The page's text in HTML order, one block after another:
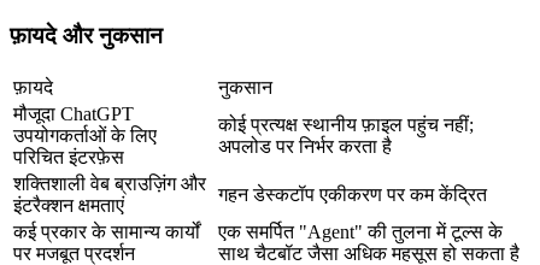
फ़ायदे और नुकसान
फ़ायदे
नुकसान
मौजूदा ChatGPT
उपयोगकर्ताओं के लिए
परिचित इंटरफ़ेस
कोई प्रत्यक्ष स्थानीय फ़ाइल पहुंच नहीं;
अपलोड पर निर्भर करता है
शक्तिशाली वेब ब्राउज़िंग और
इंटरैक्शन क्षमताएं
गहन डेस्कटॉप एकीकरण पर कम केंद्रित
कई प्रकार के सामान्य कार्यों
पर मजबूत प्रदर्शन
एक समर्पित "Agent" की तुलना में टूल्स के
साथ चैटबॉट जैसा अधिक महसूस हो सकता है